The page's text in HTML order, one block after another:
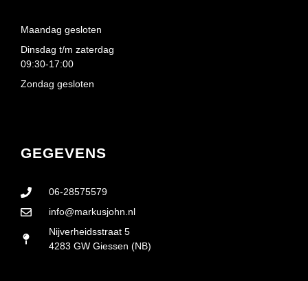
GEGEVENS
06-28575579
info@markusjohn.nl
Nijverheidsstraat 5
4283 GW Giessen (NB)
Maandag gesloten
Dinsdag t/m zaterdag
09:30-17:00
Zondag gesloten